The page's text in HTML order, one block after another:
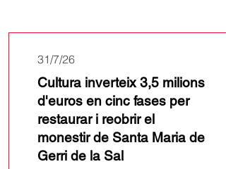
31/7/26
Cultura inverteix 3,5 milions
d'euros en cinc fases per
restaurar i reobrir el
monestir de Santa Maria de
Gerri de la Sal